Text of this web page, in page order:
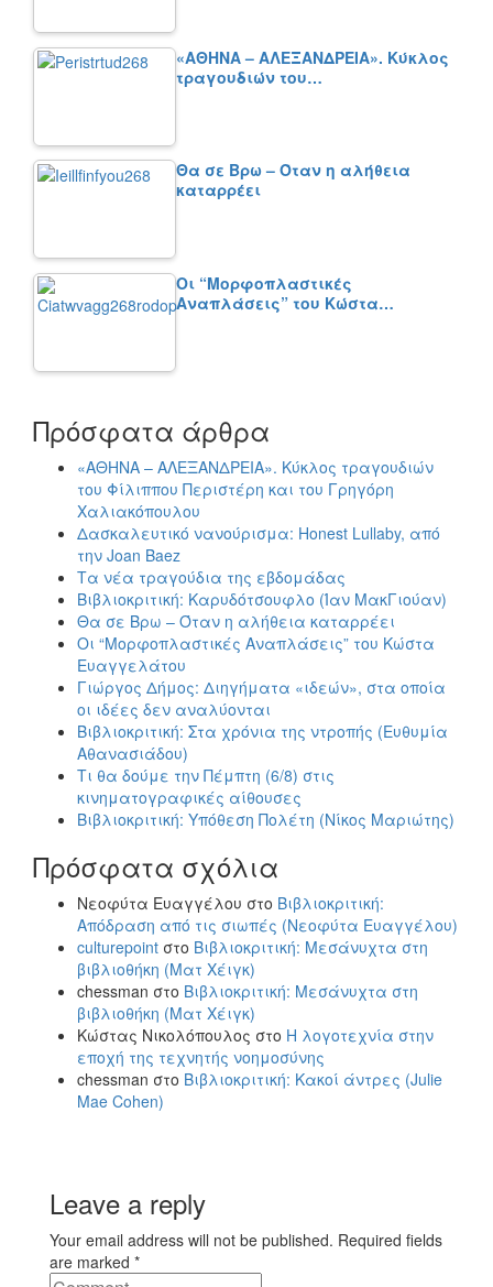
«ΑΘΗΝΑ – ΑΛΕΞΑΝΔΡΕΙΑ». Κύκλος
τραγουδιών του…
Θα σε Βρω – Όταν η αλήθεια
καταρρέει
Οι “Μορφοπλαστικές
Αναπλάσεις” του Κώστα…
Πρόσφατα άρθρα
«ΑΘΗΝΑ – ΑΛΕΞΑΝΔΡΕΙΑ». Κύκλος τραγουδιών
του Φίλιππου Περιστέρη και του Γρηγόρη
Χαλιακόπουλου
Δασκαλευτικό νανούρισμα: Honest Lullaby, από
την Joan Baez
Τα νέα τραγούδια της εβδομάδας
Βιβλιοκριτική: Καρυδότσουφλο (Ίαν ΜακΓιούαν)
Θα σε Βρω – Όταν η αλήθεια καταρρέει
Οι “Μορφοπλαστικές Αναπλάσεις” του Κώστα
Ευαγγελάτου
Γιώργος Δήμος: Διηγήματα «ιδεών», στα οποία
οι ιδέες δεν αναλύονται
Βιβλιοκριτική: Στα χρόνια της ντροπής (Ευθυμία
Αθανασιάδου)
Τι θα δούμε την Πέμπτη (6/8) στις
κινηματογραφικές αίθουσες
Βιβλιοκριτική: Υπόθεση Πολέτη (Νίκος Μαριώτης)
Πρόσφατα σχόλια
Νεοφύτα Ευαγγέλου στο Βιβλιοκριτική:
Απόδραση από τις σιωπές (Νεοφύτα Ευαγγέλου)
culturepoint στο Βιβλιοκριτική: Μεσάνυχτα στη
βιβλιοθήκη (Ματ Χέιγκ)
chessman στο Βιβλιοκριτική: Μεσάνυχτα στη
βιβλιοθήκη (Ματ Χέιγκ)
Κώστας Νικολόπουλος στο Η λογοτεχνία στην
εποχή της τεχνητής νοημοσύνης
chessman στο Βιβλιοκριτική: Κακοί άντρες (Julie
Mae Cohen)
Leave a reply
Your email address will not be published. Required fields
are marked *